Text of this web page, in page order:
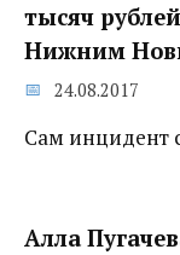
тысяч
Нижним
24.08.2017
Сам инцидент
Алла